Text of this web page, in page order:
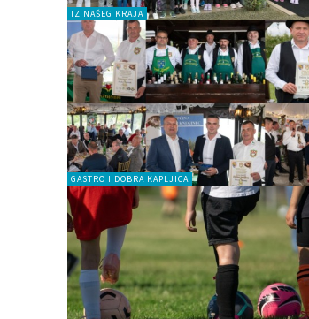
IZ NAŠEG KRAJA
GASTRO I DOBRA KAPLJICA